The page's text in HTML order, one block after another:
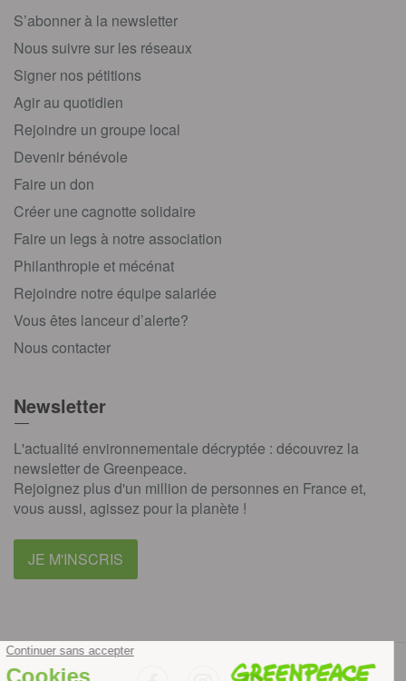
S’abonner à la newsletter
Nous suivre sur les réseaux
Signer nos pétitions
Agir au quotidien
Rejoindre un groupe local
Devenir bénévole
Faire un don
Créer une cagnotte solidaire
Faire un legs à notre association
Philanthropie et mécénat
Rejoindre notre équipe salariée
Vous êtes lanceur d’alerte?
Nous contacter
Newsletter
L'actualité environnementale décryptée : découvrez la
newsletter de Greenpeace.
Rejoignez plus d'un million de personnes en France et,
vous aussi, agissez pour la planète !
JE M'INSCRIS